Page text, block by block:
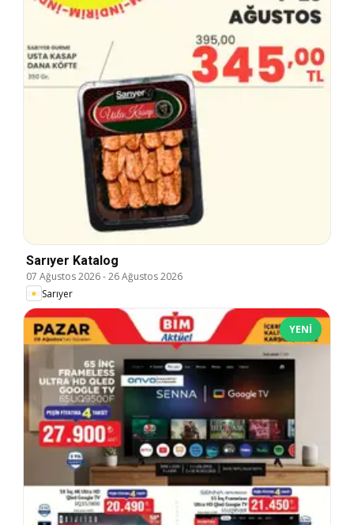
Sarıyer Katalog
07 Ağustos 2026-26 Ağustos 2026
Sarıyer
YENI